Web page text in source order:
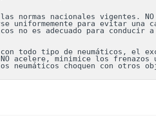
normas nacionales vigentes.
uniformemente para evitar una
no es adecuado para conducir
todo tipo de neumáticos, el
acelere, minimice los
neumáticos choquen con otros